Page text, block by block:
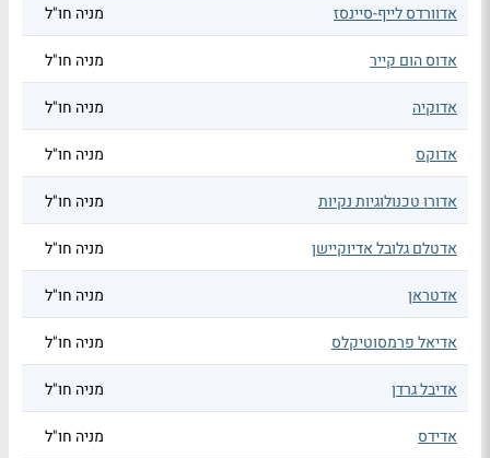
אדוורדס לייף-סיינסז מניה חו"ל
אדוס הום קייר מניה חו"ל
אדוקיה מניה חו"ל
אדוקס מניה חו"ל
אדורו טכנולוגיות נקיות מניה חו"ל
אדטלם גלובל אדיוקיישן מניה חו"ל
אדטראן מניה חו"ל
אדיאל פרמסוטיקלס מניה חו"ל
אדיבל גרדן מניה חו"ל
אדידס מניה חו"ל